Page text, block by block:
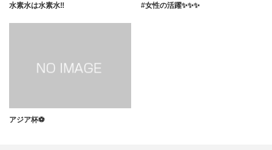
水素水は水素水‼️ #女性の活躍✨✨✨
アジア杯⚽️